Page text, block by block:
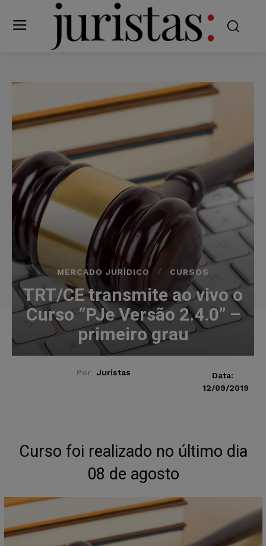
MERCADO JURÍDICO CURSOS
TRT/CE transmite ao vivo o
Curso “PJe Versão 2.4.0” –
primeiro grau
Por Juristas
Data:
12/09/2019
Curso foi realizado no último dia
08 de agosto